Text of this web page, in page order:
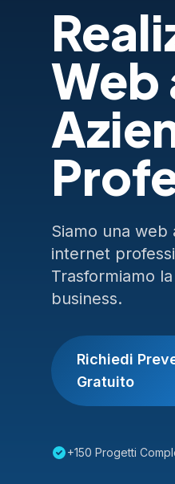
Web
Siamo una web
internet
Trasformiamo
business.
Richiedi
Gratuito
+150 Progetti